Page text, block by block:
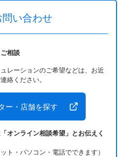
問い合わせ
相談
レーションのご希望などは、お近
絡ください。
ー・店舗を探す
オンライン相談希望」とお伝えく
ト・パソコン・電話でできます）